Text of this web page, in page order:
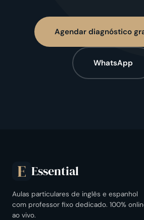
Agendar diagnóstico
WhatsApp
E Essential
Aulas particulares de inglês e espanhol
com professor fixo dedicado. 100%
ao vivo.